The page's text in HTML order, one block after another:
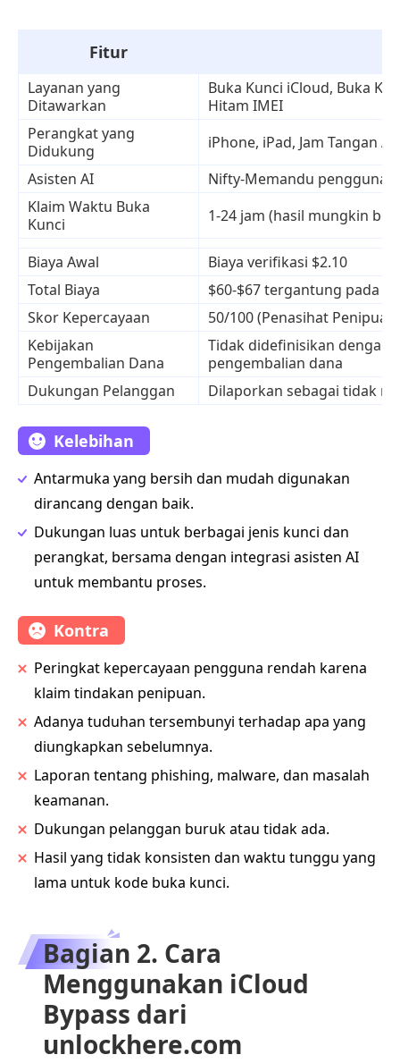
Fitur
Layanan yang
Ditawarkan
Buka Kunci iCloud, Buka
Hitam IMEI
Perangkat yang
Didukung
iPhone, iPad, Jam Tangan
Asisten AI
Nifty-Memandu pengguna
Klaim Waktu Buka
Kunci
1-24 jam (hasil mungkin
Biaya Awal
Biaya verifikasi $2.10
Total Biaya
$60-$67 tergantung pada
Skor Kepercayaan
50/100 (Penasihat Penipuan)
Kebijakan
Pengembalian Dana
Tidak didefinisikan dengan
pengembalian dana
Dukungan Pelanggan
Dilaporkan sebagai tidak
Kelebihan
Antarmuka yang bersih dan mudah digunakan
dirancang dengan baik.
Dukungan luas untuk berbagai jenis kunci dan
perangkat, bersama dengan integrasi asisten AI
untuk membantu proses.
Kontra
Peringkat kepercayaan pengguna rendah karena
klaim tindakan penipuan.
Adanya tuduhan tersembunyi terhadap apa yang
diungkapkan sebelumnya.
Laporan tentang phishing, malware, dan masalah
keamanan.
Dukungan pelanggan buruk atau tidak ada.
Hasil yang tidak konsisten dan waktu tunggu yang
lama untuk kode buka kunci.
Bagian 2. Cara
Menggunakan iCloud
Bypass dari
unlockhere.com